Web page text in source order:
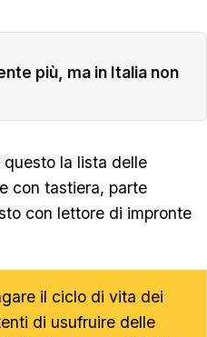
più, ma in Italia non
la lista delle
con tastiera, parte
con lettore di impronte
il ciclo di vita dei
di usufruire delle